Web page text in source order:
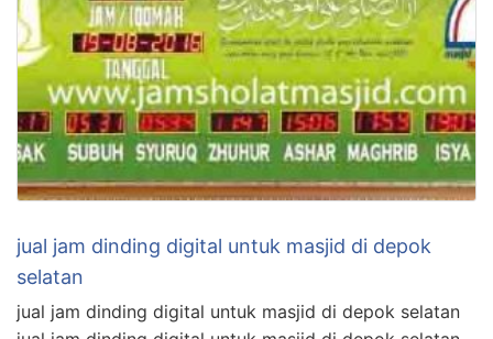
jual jam dinding digital untuk masjid di depok
selatan
jual jam dinding digital untuk masjid di depok selatan